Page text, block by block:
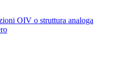
OIV o struttura analoga